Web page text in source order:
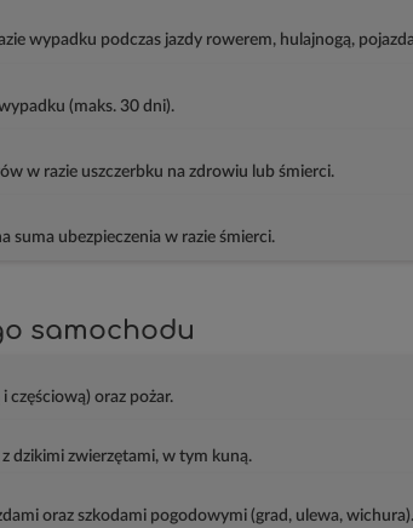
wypadku podczas jazdy rowerem, hulajnogą,
(maks. 30 dni).
w razie uszczerbku na zdrowiu lub śmierci.
suma ubezpieczenia w razie śmierci.
samochodu
częściową) oraz pożar.
dzikimi zwierzętami, w tym kuną.
oraz szkodami pogodowymi (grad, ulewa, wichura).